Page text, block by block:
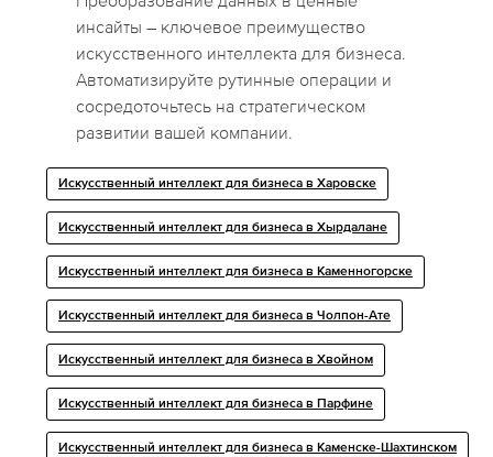
инсайты – ключевое преимущество
искусственного интеллекта для бизнеса.
Автоматизируйте рутинные операции и
сосредоточьтесь на стратегическом
развитии вашей компании.
Искусственный интеллект для бизнеса в Харовске
Искусственный интеллект для бизнеса в Хырдалане
Искусственный интеллект для бизнеса в Каменногорске
Искусственный интеллект для бизнеса в Чолпон-Ате
Искусственный интеллект для бизнеса в Хвойном
Искусственный интеллект для бизнеса в Парфине
Искусственный интеллект для бизнеса в Каменске-Шахтинском